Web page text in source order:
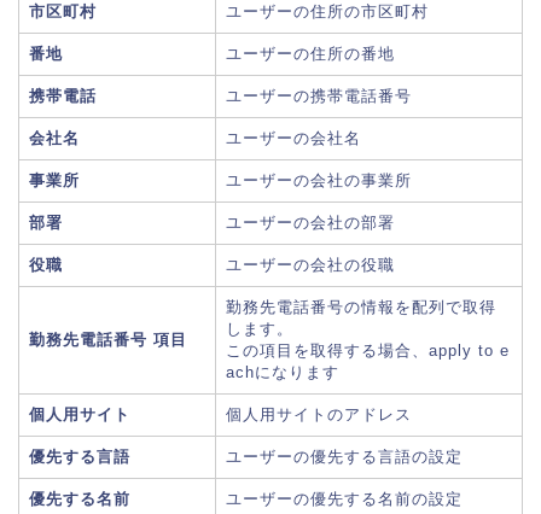
市区町村 ユーザーの住所の市区町村
番地 ユーザーの住所の番地
携帯電話 ユーザーの携帯電話番号
会社名 ユーザーの会社名
事業所 ユーザーの会社の事業所
部署 ユーザーの会社の部署
役職 ユーザーの会社の役職
勤務先電話番号 項目
勤務先電話番号の情報を配列で取得
します。
この項目を取得する場合、apply to e
achになります
個人用サイト 個人用サイトのアドレス
優先する言語 ユーザーの優先する言語の設定
優先する名前 ユーザーの優先する名前の設定